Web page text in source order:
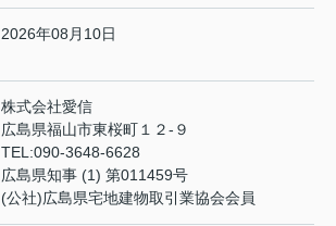
2026年08月10日
株式会社愛信
広島県福山市東桜町１２-９
TEL:090-3648-6628
広島県知事 (1) 第011459号
(公社)広島県宅地建物取引業協会会員